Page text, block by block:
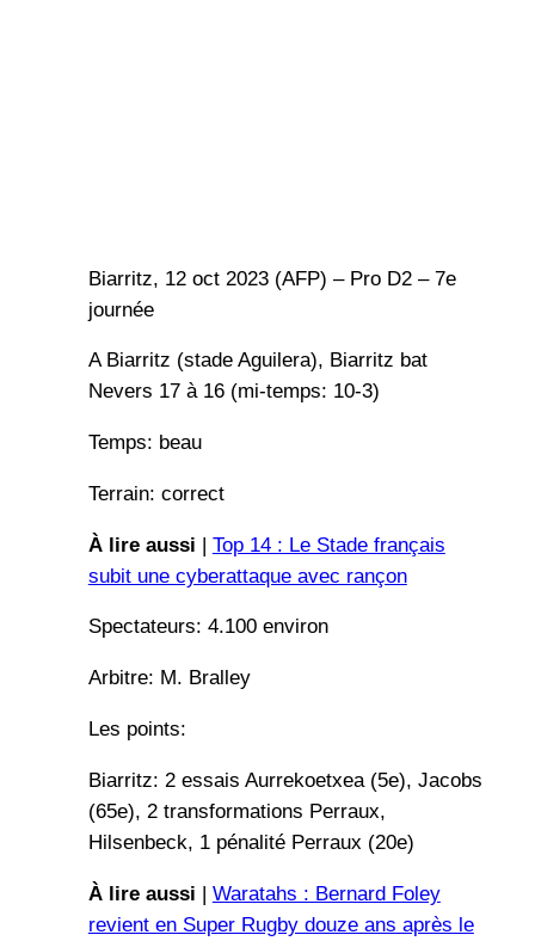
Biarritz, 12 oct 2023 (AFP) – Pro D2 – 7e
journée
A Biarritz (stade Aguilera), Biarritz bat
Nevers 17 à 16 (mi-temps: 10-3)
Temps: beau
Terrain: correct
À lire aussi | Top 14 : Le Stade français
subit une cyberattaque avec rançon
Spectateurs: 4.100 environ
Arbitre: M. Bralley
Les points:
Biarritz: 2 essais Aurrekoetxea (5e), Jacobs
(65e), 2 transformations Perraux,
Hilsenbeck, 1 pénalité Perraux (20e)
À lire aussi | Waratahs : Bernard Foley
revient en Super Rugby douze ans après le